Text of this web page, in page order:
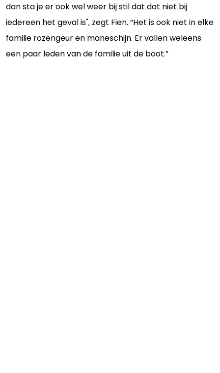
dan sta je er ook wel weer bij stil dat dat niet bij
iedereen het geval is", zegt Fien. “Het is ook niet in elke
familie rozengeur en maneschijn. Er vallen weleens
een paar leden van de familie uit de boot.”